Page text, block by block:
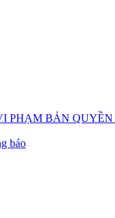
PHẠM BẢN
báo